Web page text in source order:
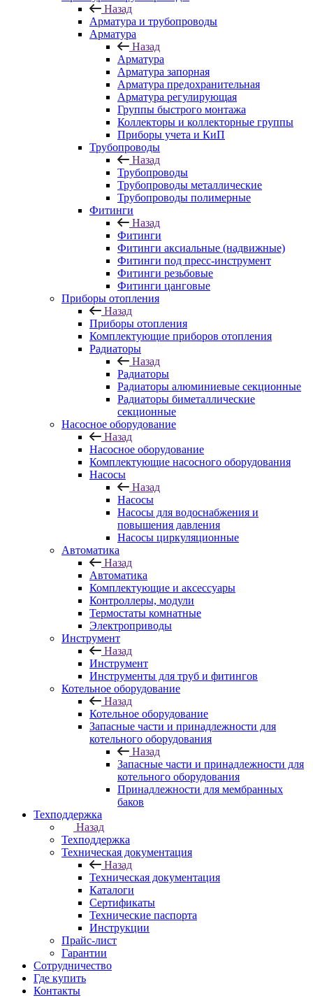
Назад
Арматура и трубопроводы
Арматура
Назад
Арматура
Арматура запорная
Арматура предохранительная
Арматура регулирующая
Группы быстрого монтажа
Коллекторы и коллекторные группы
Приборы учета и КиП
Трубопроводы
Назад
Трубопроводы
Трубопроводы металлические
Трубопроводы полимерные
Фитинги
Назад
Фитинги
Фитинги аксиальные (надвижные)
Фитинги под пресс-инструмент
Фитинги резьбовые
Фитинги цанговые
Приборы отопления
Назад
Приборы отопления
Комплектующие приборов отопления
Радиаторы
Назад
Радиаторы
Радиаторы алюминиевые секционные
Радиаторы биметаллические
секционные
Насосное оборудование
Назад
Насосное оборудование
Комплектующие насосного оборудования
Насосы
Назад
Насосы
Насосы для водоснабжения и
повышения давления
Насосы циркуляционные
Автоматика
Назад
Автоматика
Комплектующие и аксессуары
Контроллеры, модули
Термостаты комнатные
Электроприводы
Инструмент
Назад
Инструмент
Инструменты для труб и фитингов
Котельное оборудование
Назад
Котельное оборудование
Запасные части и принадлежности для
котельного оборудования
Назад
Запасные части и принадлежности для
котельного оборудования
Принадлежности для мембранных
баков
Техподдержка
Назад
Техподдержка
Техническая документация
Назад
Техническая документация
Каталоги
Сертификаты
Технические паспорта
Инструкции
Прайс-лист
Гарантии
Сотрудничество
Где купить
Контакты